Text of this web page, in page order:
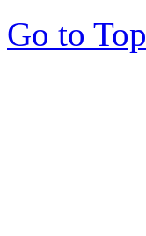
Go to Top